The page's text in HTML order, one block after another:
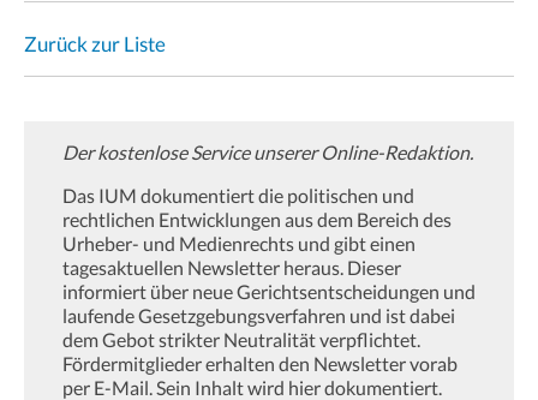
Zurück zur Liste
Der kostenlose Service unserer Online-Redaktion.
Das IUM dokumentiert die politischen und
rechtlichen Entwicklungen aus dem Bereich des
Urheber- und Medienrechts und gibt einen
tagesaktuellen Newsletter heraus. Dieser
informiert über neue Gerichtsentscheidungen und
laufende Gesetzgebungsverfahren und ist dabei
dem Gebot strikter Neutralität verpflichtet.
Fördermitglieder erhalten den Newsletter vorab
per E-Mail. Sein Inhalt wird hier dokumentiert.